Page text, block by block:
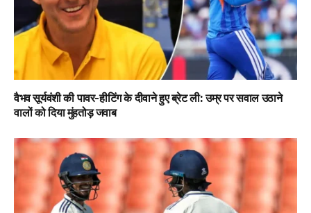
वैभव सूर्यवंशी की पावर-हीटिंग के दीवाने हुए ब्रेट ली: उम्र पर सवाल उठाने
वालों को दिया मुंहतोड़ जवाब